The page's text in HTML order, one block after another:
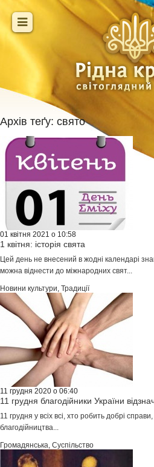
Архів теґу: свято
01 квітня 2021 о 10:58
1 квітня: історія свята
Цей день не внесений в жодні календарі
можна віднести до міжнародних свят...
Новини культури, Традиції
11 грудня 2020 о 06:40
11 грудня благодійники України
11 грудня у всіх всі, хто робить добрі
благодійництва...
Громадянська, Суспільство